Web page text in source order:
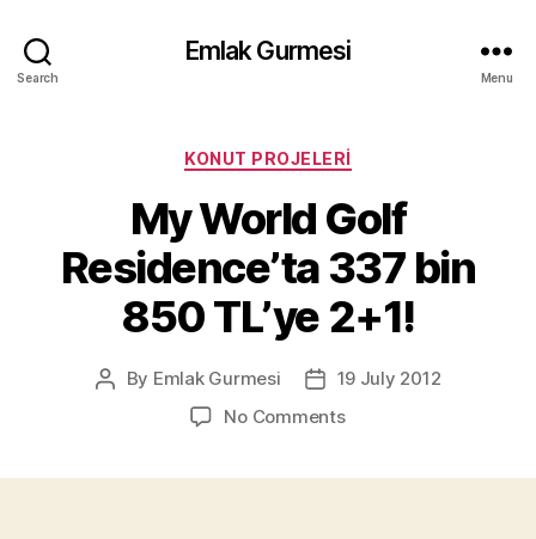
Search
Emlak Gurmesi
Menu
Categories
KONUT PROJELERI
My World Golf
Residence’ta 337 bin
850 TL’ye 2+1!
Post
By Emlak Gurmesi
Post19 July 2012
No Commentson